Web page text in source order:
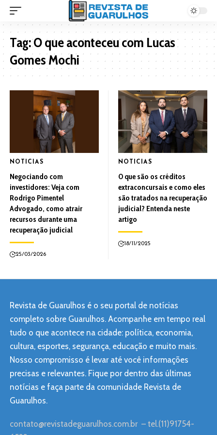
Tag:O que aconteceu com Lucas
Gomes Mochi
NOTICIAS
Negociando com
investidores: Veja com
Rodrigo Pimentel
Advogado, como atrair
recursos durante uma
recuperação judicial
25/03/2026
NOTICIAS
O que são os créditos
extraconcursais e como eles
são tratados na recuperação
judicial? Entenda neste
artigo
18/11/2025
Revista de Guarulhos é o seu portal de notícias
completo sobre Guarulhos. Acompanhe em tempo real
tudo o que acontece na cidade: política, economia,
cultura, esportes, segurança, educação e muito mais.
Nosso compromisso é levar até você informações
precisas e relevantes. Fique por dentro das últimas
notícias e faça parte da comunidade Revista de
Guarulhos.
contato@revistadeguarulhos.com.br– tel.(11)91754-